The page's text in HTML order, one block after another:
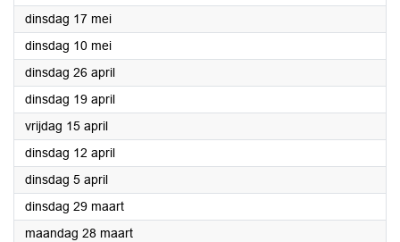
dinsdag 17 mei2022
dinsdag 10 mei2022
dinsdag 26 april2022
dinsdag 19 april2022
vrijdag 15 april2022
dinsdag 12 april2022
dinsdag 5 april2022
dinsdag 29 maart2022
maandag 28 maart2022